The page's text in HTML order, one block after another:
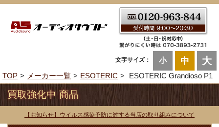
文字サイズ： 小 中 大
TOP メーカー一覧 ESOTERIC ESOTERIC Grandioso P1
買取強化中 商品
【お知らせ】ウイルス感染予防に対する当店の取り組みについて